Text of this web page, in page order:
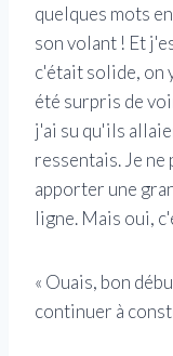
quelques mots
son volant ! Et
c'était solide, on
été surpris de
j'ai su qu'ils
ressentais. Je
apporter une
ligne. Mais oui,
« Ouais, bon
continuer à